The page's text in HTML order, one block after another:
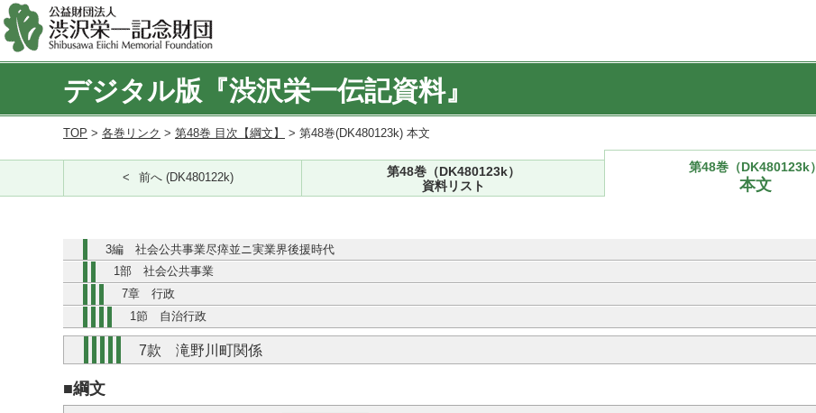
デジタル版『渋沢栄一伝記資料』
TOP > 各巻リンク > 第48巻 目次【綱文】 > 第48巻(DK480123k) 本文
前へ (DK480122k)
第48巻（DK480123k）
資料リスト
第48巻（DK480123k）
本文
3編 社会公共事業尽瘁並ニ実業界後援時代
1部 社会公共事業
7章 行政
1節 自治行政
7款 滝野川町関係
■綱文